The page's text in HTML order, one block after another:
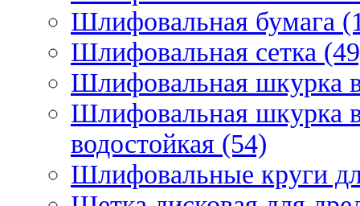
Шлифовальная бумага
Шлифовальная сетка
Шлифовальная шкурка
Шлифовальная шкурка
водостойкая (54)
Шлифовальные круги